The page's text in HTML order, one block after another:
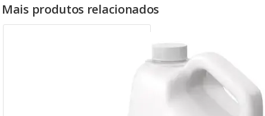
Mais produtos relacionados